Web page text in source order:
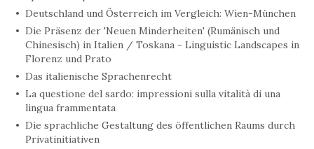
Deutschland und Österreich im Vergleich: Wien-München
Die Präsenz der 'Neuen Minderheiten' (Rumänisch und
Chinesisch) in Italien / Toskana - Linguistic Landscapes in
Florenz und Prato
Das italienische Sprachenrecht
La questione del sardo: impressioni sulla vitalità di una
lingua frammentata
Die sprachliche Gestaltung des öffentlichen Raums durch
Privatinitiativen